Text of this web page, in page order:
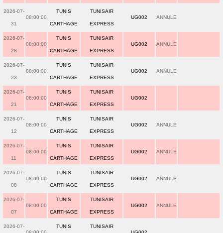
2026-07-
31
08:00:00
TUNIS
CARTHAGE
TUNISAIR
EXPRESS
UG002 ANNULE
2026-07-
28
08:00:00
TUNIS
CARTHAGE
TUNISAIR
EXPRESS
UG002 ANNULE
2026-07-
23
08:00:00
TUNIS
CARTHAGE
TUNISAIR
EXPRESS
UG002 ANNULE
2026-07-
21
08:00:00
TUNIS
CARTHAGE
TUNISAIR
EXPRESS
UG002
2026-07-
12
08:00:00
TUNIS
CARTHAGE
TUNISAIR
EXPRESS
UG002 ANNULE
2026-07-
11
08:00:00
TUNIS
CARTHAGE
TUNISAIR
EXPRESS
UG002 ANNULE
2026-07-
08
08:00:00
TUNIS
CARTHAGE
TUNISAIR
EXPRESS
UG002 ANNULE
2026-07-
07
08:00:00
TUNIS
CARTHAGE
TUNISAIR
EXPRESS
UG002 ANNULE
2026-07- TUNIS TUNISAIR